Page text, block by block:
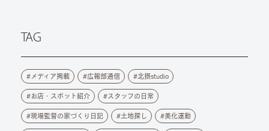
TAG
メディア掲載 広報部通信 北摂studio
お店・スポット紹介 スタッフの日常
現場監督の家づくり日記 土地探し 美化運動